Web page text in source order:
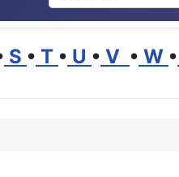
S • T • U • V • W •